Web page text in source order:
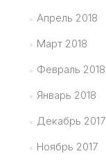
Апрель 2018
Март 2018
Февраль 2018
Январь 2018
Декабрь 2017
Ноябрь 2017